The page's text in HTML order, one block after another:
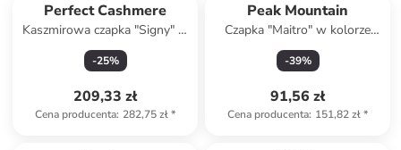
Perfect Cashmere
Kaszmirowa czapka "Signy" w
kolorze beżowym
-25%
209,33 zł
Cena producenta: 282,75 zł*
Peak Mountain
Czapka "Maitro" w kolorze
jasnoróżowym
-39%
91,56 zł
Cena producenta: 151,82 zł*